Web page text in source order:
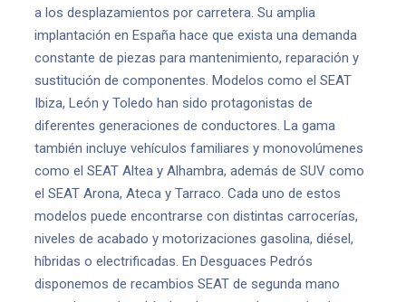
a los desplazamientos por carretera. Su amplia
implantación en España hace que exista una demanda
constante de piezas para mantenimiento, reparación y
sustitución de componentes. Modelos como el SEAT
Ibiza, León y Toledo han sido protagonistas de
diferentes generaciones de conductores. La gama
también incluye vehículos familiares y monovolúmenes
como el SEAT Altea y Alhambra, además de SUV como
el SEAT Arona, Ateca y Tarraco. Cada uno de estos
modelos puede encontrarse con distintas carrocerías,
niveles de acabado y motorizaciones gasolina, diésel,
híbridas o electrificadas. En Desguaces Pedrós
disponemos de recambios SEAT de segunda mano